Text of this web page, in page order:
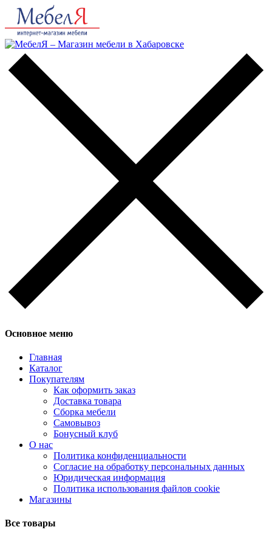
Основное меню
Главная
Каталог
Покупателям
Как оформить заказ
Доставка товара
Сборка мебели
Самовывоз
Бонусный клуб
О нас
Политика конфиденциальности
Согласие на обработку персональных данных
Юридическая информация
Политика использования файлов cookie
Магазины
Все товары